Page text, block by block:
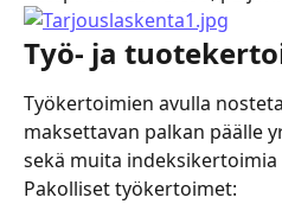
Työ- ja
Työkertoimien avulla
maksettavan palkan päälle
sekä muita indeksikertoimia
Pakolliset työkertoimet: